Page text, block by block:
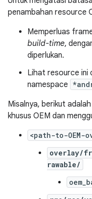
penambahan resource
Memperluas
build-time,
diperlukan.
Lihat resource ini
namespace
Misalnya, berikut
khusus OEM dan
<path-to-OEM-
overlay/
rawable/